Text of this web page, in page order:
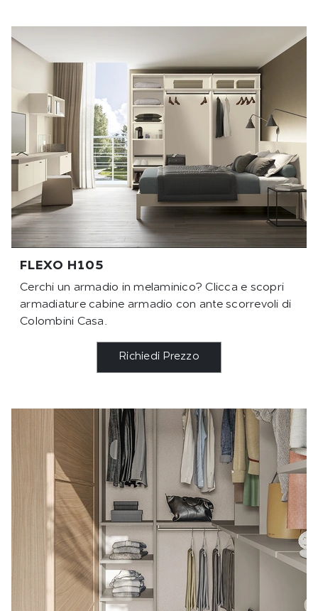
FLEXO H105
Cerchi un armadio in melaminico? Clicca e scopri
armadiature cabine armadio con ante scorrevoli di
Colombini Casa.
Richiedi Prezzo